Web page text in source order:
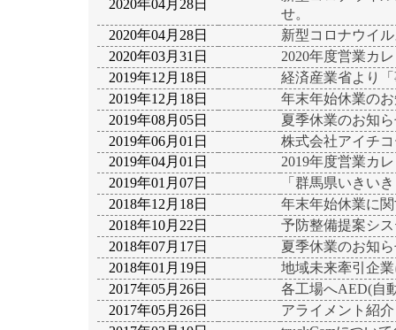
2020年04月28日
せ。
2020年04月28日
新型コロナウイ
2020年03月31日
2020年度営業カ
2019年12月18日
経済産業省より
2019年12月18日
年末年始休業の
2019年08月05日
夏季休業のお知
2019年06月01日
株式会社アイチ
2019年04月01日
2019年度営業カ
2019年01月07日
「群馬県いきい
2018年12月18日
年末年始休業に
2018年10月22日
予防整備提案シ
2018年07月17日
夏季休業のお知
2018年01月19日
地域未来牽引企
2017年05月26日
各工場へAED(自
2017年05月26日
アライメント紹